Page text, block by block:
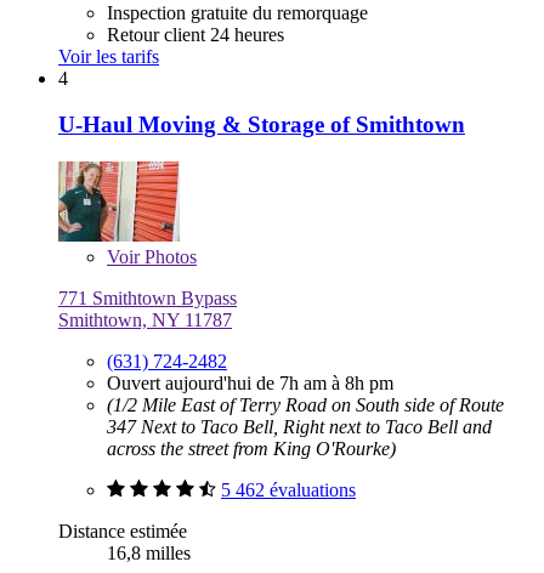
Inspection gratuite du remorquage
Retour client 24 heures
Voir les tarifs
4
U-Haul Moving & Storage of Smithtown
VoirPhotos
771 Smithtown Bypass
Smithtown, NY 11787
(631) 724-2482
Ouvert aujourd'hui de 7h am à 8h pm
(1/2 Mile East of Terry Road on South side of Route
347 Next to Taco Bell, Right next to Taco Bell and
across the street from King O'Rourke)
5 462 évaluations
Distance estimée
16,8 milles